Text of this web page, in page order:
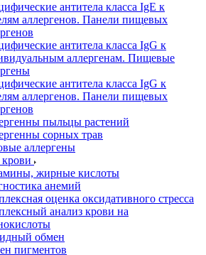
антитела класса IgE к
аллергенов. Панели пищевых
антитела класса IgG к
аллергенам. Пищевые
антитела класса IgG к
аллергенов. Панели пищевых
пыльцы растений
сорных трав
аллергены
жирные кислоты
анемий
оценка оксидативного стресса
анализ крови на
обмен
пигментов